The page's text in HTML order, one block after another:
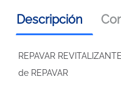
Descripción
REPAVAR
de REPAVAR